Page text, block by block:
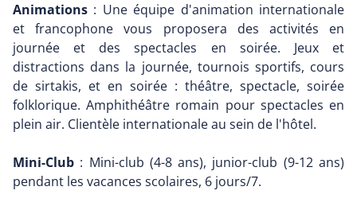
Animations : Une équipe d'animation internationale
et francophone vous proposera des activités en
journée et des spectacles en soirée. Jeux et
distractions dans la journée, tournois sportifs, cours
de sirtakis, et en soirée : théâtre, spectacle, soirée
folklorique. Amphithéâtre romain pour spectacles en
plein air. Clientèle internationale au sein de l'hôtel.
Mini-Club : Mini-club (4-8 ans), junior-club (9-12 ans)
pendant les vacances scolaires, 6 jours/7.